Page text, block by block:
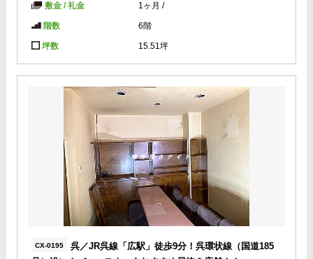
敷金 / 礼金 1ヶ月 /
階数 6階
坪数 15.51坪
CX-0195
呉／JR呉線「広駅」徒歩9分！呉環状線（国道185